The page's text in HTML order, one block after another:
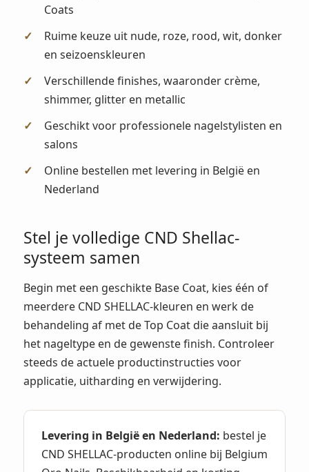
Coats
Ruime keuze uit nude, roze, rood, wit, donker
en seizoenskleuren
Verschillende finishes, waaronder crème,
shimmer, glitter en metallic
Geschikt voor professionele nagelstylisten en
salons
Online bestellen met levering in België en
Nederland
Stel je volledige CND Shellac-
systeem samen
Begin met een geschikte Base Coat, kies één of
meerdere CND SHELLAC-kleuren en werk de
behandeling af met de Top Coat die aansluit bij
het nageltype en de gewenste finish. Controleer
steeds de actuele productinstructies voor
applicatie, uitharding en verwijdering.
Levering in België en Nederland: bestel je
CND SHELLAC-producten online bij Belgium